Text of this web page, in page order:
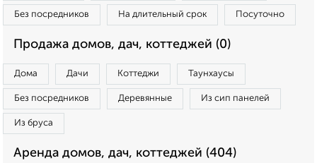
Без посредников На длительный срок Посуточно
Продажа домов, дач, коттеджей (0)
Дома Дачи Коттеджи Таунхаусы
Без посредников Деревянные Из сип панелей
Из бруса
Аренда домов, дач, коттеджей (404)